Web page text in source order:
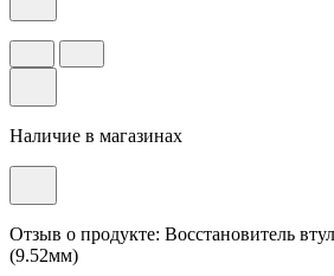
Наличие в магазинах
Отзыв о продукте: Восстановитель
(9.52мм)